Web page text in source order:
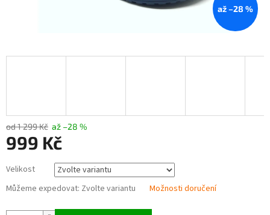
až –28 %
od 1 299 Kč až –28 %
999 Kč
cena:
Velikost
Můžeme expedovat: Zvolte variantu Možnosti doručení